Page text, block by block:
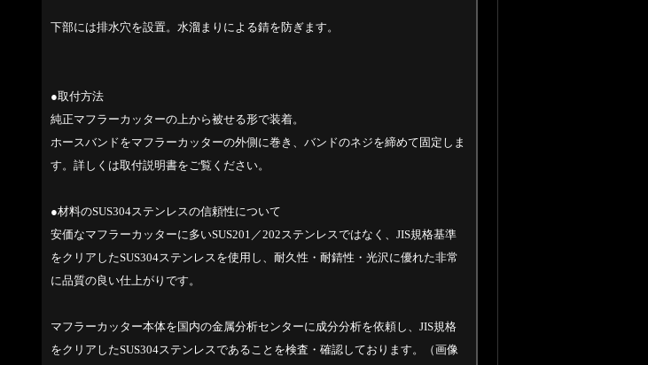
下部には排水穴を設置。水溜まりによる錆を防ぎます。
●取付方法
純正マフラーカッターの上から被せる形で装着。
ホースバンドをマフラーカッターの外側に巻き、バンドのネジを締めて固定しま
す。詳しくは取付説明書をご覧ください。
●材料のSUS304ステンレスの信頼性について
安価なマフラーカッターに多いSUS201／202ステンレスではなく、JIS規格基準
をクリアしたSUS304ステンレスを使用し、耐久性・耐錆性・光沢に優れた非常
に品質の良い仕上がりです。
マフラーカッター本体を国内の金属分析センターに成分分析を依頼し、JIS規格
をクリアしたSUS304ステンレスであることを検査・確認しております。（画像